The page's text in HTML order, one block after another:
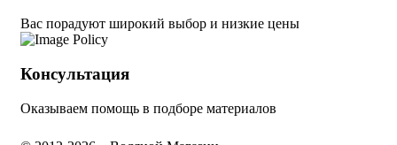
Вас порадуют широкий выбор и низкие цены
Консультация
Оказываем помощь в подборе материалов